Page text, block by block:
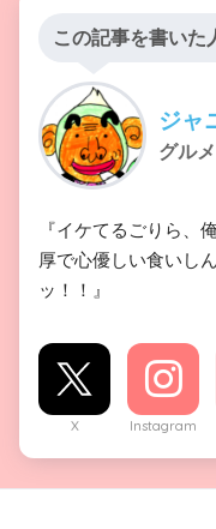
この記事を書いた
ジャ
グル
『イケてるごりら、
厚で心優しい食いし
ッ！！』
X Instagram